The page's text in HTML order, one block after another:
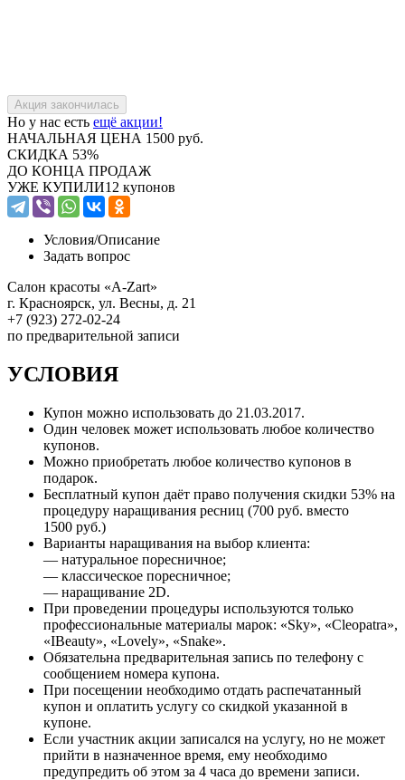
Но у нас есть ещё акции!
НАЧАЛЬНАЯ ЦЕНА 1500 руб.
СКИДКА 53%
ДО КОНЦА ПРОДАЖ
УЖЕ КУПИЛИ12 купонов
Условия/Описание
Задать вопрос
Салон красоты «A-Zart»
г. Красноярск, ул. Весны, д. 21
+7 (923) 272-02-24
по предварительной записи
УСЛОВИЯ
Купон можно использовать до 21.03.2017.
Один человек может использовать любое количество
купонов.
Можно приобретать любое количество купонов в
подарок.
Бесплатный купон даёт право получения скидки 53% на
процедуру наращивания ресниц (700 руб. вместо
1500 руб.)
Варианты наращивания на выбор клиента:
— натуральное поресничное;
— классическое поресничное;
— наращивание 2D.
При проведении процедуры используются только
профессиональные материалы марок: «Sky», «Cleopatra»,
«IBeauty», «Lovely», «Snake».
Обязательна предварительная запись по телефону с
сообщением номера купона.
При посещении необходимо отдать распечатанный
купон и оплатить услугу со скидкой указанной в
купоне.
Если участник акции записался на услугу, но не может
прийти в назначенное время, ему необходимо
предупредить об этом за 4 часа до времени записи.